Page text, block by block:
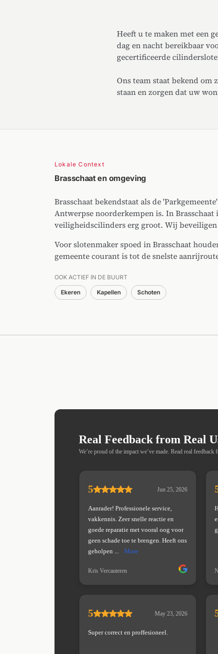
Heeft u te maken met een
dag en nacht bereikbaar
gecertificeerde
Ons team staat bekend
staan en zorgen dat uw
Lokale Context
Brasschaat en omgeving
Brasschaat bekendstaat als de
Antwerpse noorderkempen is. In
veiligheidscilinders erg groot. Wij
Voor slotenmaker spoed in Brasschaat
gemeente courant is tot de snelste
OOK ACTIEF IN DE BUURT
Ekeren Kapellen Schoten